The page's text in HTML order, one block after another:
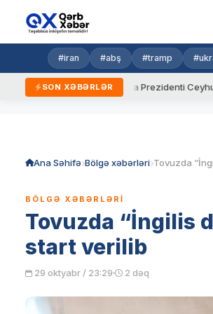
#iran #abş #tramp
SON XƏBƏRLƏR
Ukrayna Prezidenti Ceyhun
Ana Səhifə Bölgə xəbərləri
BÖLGƏ XƏBƏRLƏRI
Tovuzda “İngilis
start verilib
29 oktyabr / 23:29 2 dəq